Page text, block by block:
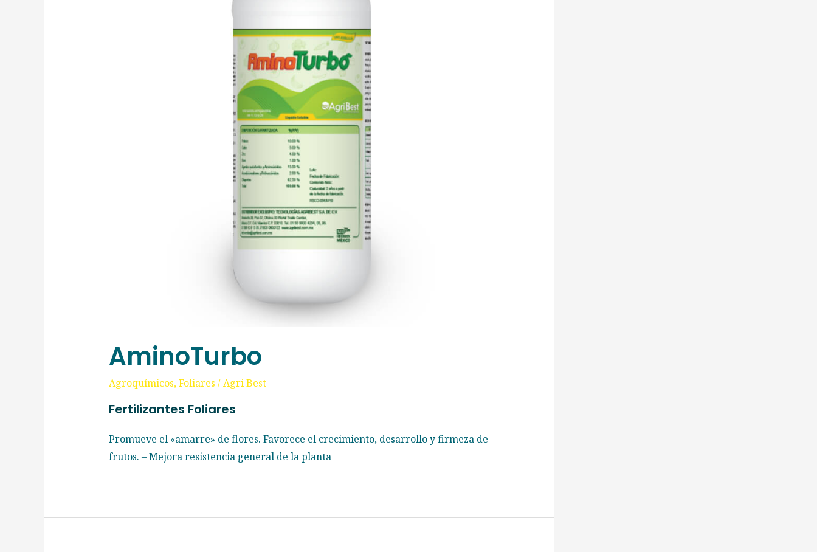
AminoTurbo
Agroquímicos,Foliares /Agri Best
Fertilizantes Foliares
Promueve el «amarre» de flores. Favorece el crecimiento, desarrollo y firmeza de
frutos. – Mejora resistencia general de la planta